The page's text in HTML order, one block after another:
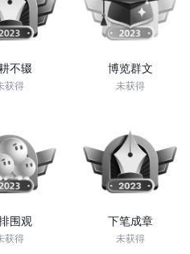
不辍
获得
博览群文
未获得
围观
获得
下笔成章
未获得